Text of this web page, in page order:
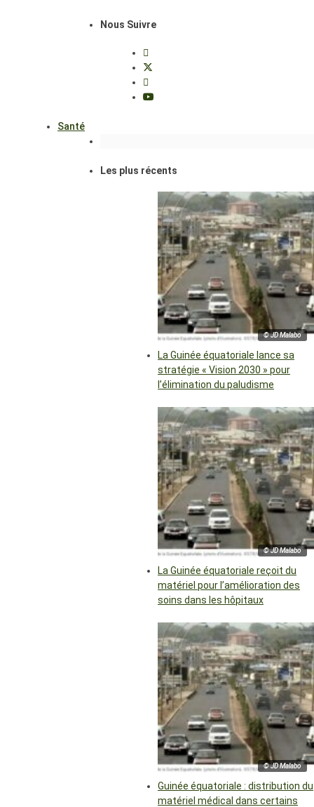
Nous Suivre
Santé
Les plus récents
© JD Malabo
La Guinée équatoriale lance sa
stratégie « Vision 2030 » pour
l’élimination du paludisme
© JD Malabo
La Guinée équatoriale reçoit du
matériel pour l’amélioration des
soins dans les hôpitaux
© JD Malabo
Guinée équatoriale : distribution du
matériel médical dans certains